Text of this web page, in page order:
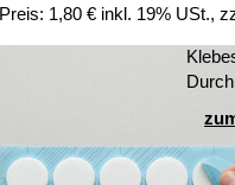
Preis: 1,80 € inkl. 19% USt.,